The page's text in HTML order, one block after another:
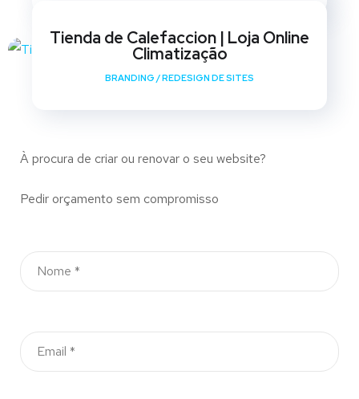
Tienda de Calefaccion | Loja Online
Climatização
BRANDING /REDESIGN DE SITES
À procura de criar ou renovar o seu website?
Pedir orçamento sem compromisso